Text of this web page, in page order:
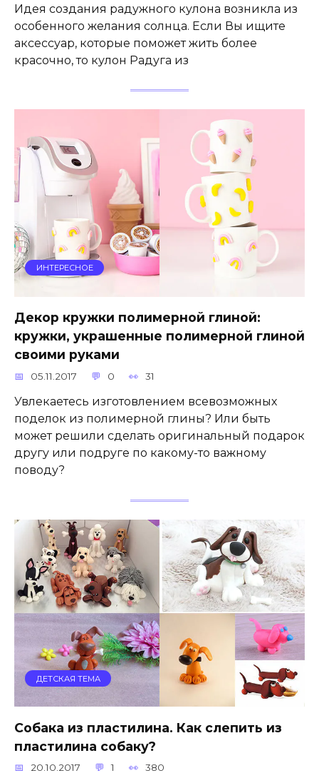
Идея создания радужного кулона возникла из
особенного желания солнца. Если Вы ищите
аксессуар, которые поможет жить более
красочно, то кулон Радуга из
ИНТЕРЕСНОЕ
Декор кружки полимерной глиной:
кружки, украшенные полимерной глиной
своими руками
05.11.2017 0 31
Увлекаетесь изготовлением всевозможных
поделок из полимерной глины? Или быть
может решили сделать оригинальный подарок
другу или подруге по какому-то важному
поводу?
ДЕТСКАЯ ТЕМА
Собака из пластилина. Как слепить из
пластилина собаку?
20.10.2017 1 380